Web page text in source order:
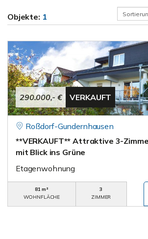
Objekte: 1
290.000,- € VERKAUFT
Roßdorf-Gundernhausen
**VERKAUFT** Attraktive 3-
mit Blick ins Grüne
Etagenwohnung
81 m²
WOHNFLÄCHE
3
ZIMMER